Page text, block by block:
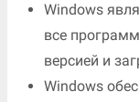
Windows
все
версией и
Windows